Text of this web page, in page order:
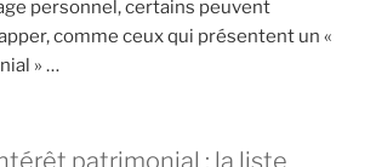
personnel, certains peuvent
comme ceux qui présentent un «
» …
patrimonial : la liste